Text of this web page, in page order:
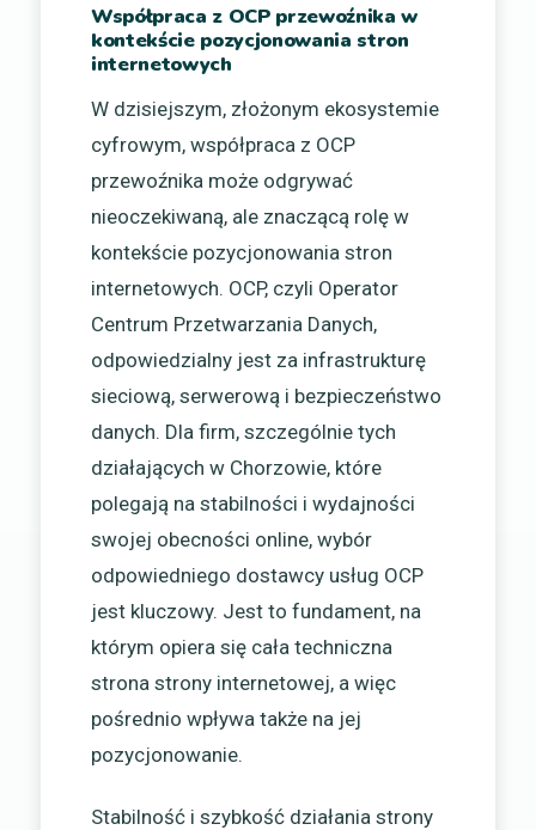
Współpraca z OCP przewoźnika w
kontekście pozycjonowania stron
internetowych
W dzisiejszym, złożonym ekosystemie
cyfrowym, współpraca z OCP
przewoźnika może odgrywać
nieoczekiwaną, ale znaczącą rolę w
kontekście pozycjonowania stron
internetowych. OCP, czyli Operator
Centrum Przetwarzania Danych,
odpowiedzialny jest za infrastrukturę
sieciową, serwerową i bezpieczeństwo
danych. Dla firm, szczególnie tych
działających w Chorzowie, które
polegają na stabilności i wydajności
swojej obecności online, wybór
odpowiedniego dostawcy usług OCP
jest kluczowy. Jest to fundament, na
którym opiera się cała techniczna
strona strony internetowej, a więc
pośrednio wpływa także na jej
pozycjonowanie.
Stabilność i szybkość działania strony